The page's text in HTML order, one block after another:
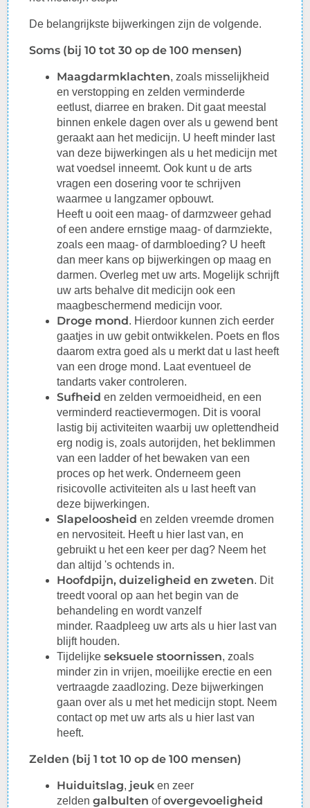
De belangrijkste bijwerkingen zijn de volgende.
Soms (bij 10 tot 30 op de 100 mensen)
Maagdarmklachten, zoals misselijkheid
enverstopping en zelden verminderde
eetlust, diarree en braken. Dit gaat meestal
binnen enkele dagen over als u gewend bent
geraakt aan het medicijn. U heeft minder last
van deze bijwerkingen als u het medicijn met
wat voedsel inneemt. Ook kunt u de arts
vragen eendosering voor te schrijven
waarmee u langzamer opbouwt.
Heeft u ooit een maag- of darmzweer gehad
of een andere ernstige maag- of darmziekte,
zoals een maag- of darmbloeding? U heeft
dan meer kans op bijwerkingen op maag en
darmen.Overleg met uw arts. Mogelijk schrijft
uw arts behalve dit medicijn ook een
maagbeschermend medicijn voor.
Droge mond. Hierdoor kunnen zich eerder
gaatjes in uw gebit ontwikkelen. Poets en flos
daarom extra goed als u merkt dat u last heeft
van een droge mond. Laat eventueel de
tandarts vaker controleren.
Sufheiden zelden vermoeidheid, en een
verminderd reactievermogen. Dit is vooral
lastig bij activiteiten waarbij uw oplettendheid
erg nodig is, zoals autorijden, het beklimmen
van een ladder of het bewaken van een
proces op het werk. Onderneem geen
risicovolle activiteiten als u last heeft van
deze bijwerkingen.
Slapeloosheiden zelden vreemde dromen
en nervositeit. Heeft u hier last van, en
gebruikt u het een keer per dag? Neem het
dan altijd 's ochtends in.
Hoofdpijn, duizeligheid en zweten. Dit
treedt vooral op aan het begin van de
behandeling en wordt vanzelf
minder. Raadpleeg uw arts als u hier last van
blijft houden.
Tijdelijkeseksuele stoornissen, zoals
minder zin in vrijen, moeilijke erectie en een
vertraagde zaadlozing. Deze bijwerkingen
gaan over als u met het medicijn stopt. Neem
contact op met uw arts als u hier last van
heeft.
Zelden (bij 1 tot 10 op de 100 mensen)
Huiduitslag, jeuken zeer
zeldengalbulten ofovergevoeligheid